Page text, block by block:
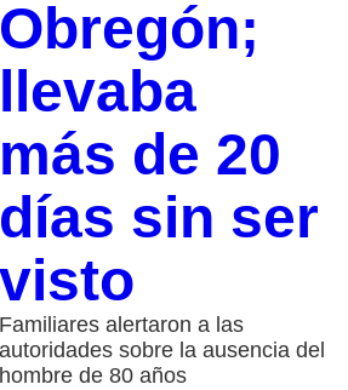
Obregón;
llevaba
más de 20
días sin ser
visto
Familiares alertaron a las
autoridades sobre la ausencia del
hombre de 80 años